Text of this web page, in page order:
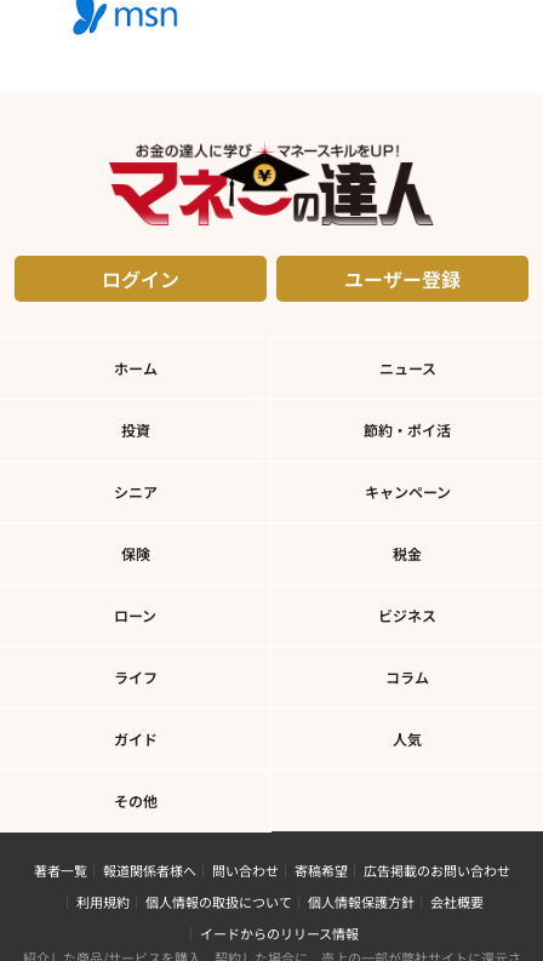
ログイン ユーザー登録
ホーム ニュース
投資 節約・ポイ活
シニア キャンペーン
保険 税金
ローン ビジネス
ライフ コラム
ガイド 人気
その他
著者一覧 報道関係者様へ 問い合わせ 寄稿希望
広告掲載のお問い合わせ
利用規約
個人情報の取扱について 個人情報保護方針
会社概要
イードからのリリース情報
紹介した商品/サービスを購入、契約した場合に、売上の一部が弊社サイトに還元さ